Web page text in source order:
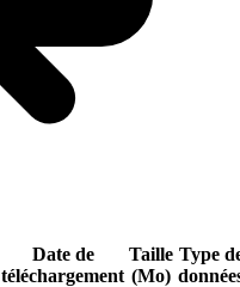
Date de
téléchargement
Taille
(Mo)
Type